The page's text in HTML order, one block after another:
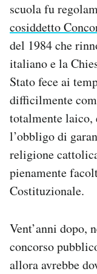
scuola fu
cosiddetto
del 1984 che
italiano e la
Stato fece ai
difficilmente
totalmente laico,
l’obbligo di
religione
pienamente
Costituzionale.
Vent’anni dopo,
concorso
allora avrebbe